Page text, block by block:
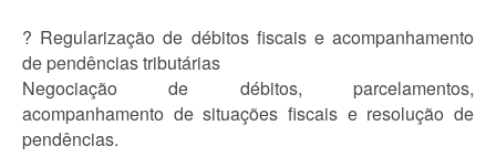
? Regularização de débitos fiscais e acompanhamento
de pendências tributárias
Negociação de débitos, parcelamentos,
acompanhamento de situações fiscais e resolução de
pendências.